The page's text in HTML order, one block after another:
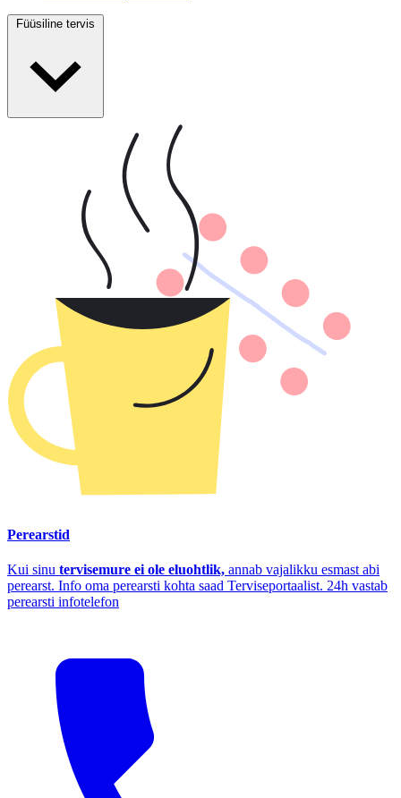
Füüsiline tervis
Perearstid
Kui sinu tervisemure ei ole eluohtlik, annab vajalikku esmast abi
perearst. Info oma perearsti kohta saad Terviseportaalist. 24h vastab
perearsti infotelefon